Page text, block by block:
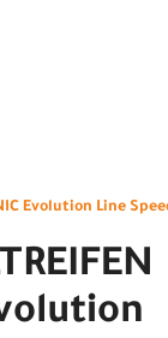
Evolution Line